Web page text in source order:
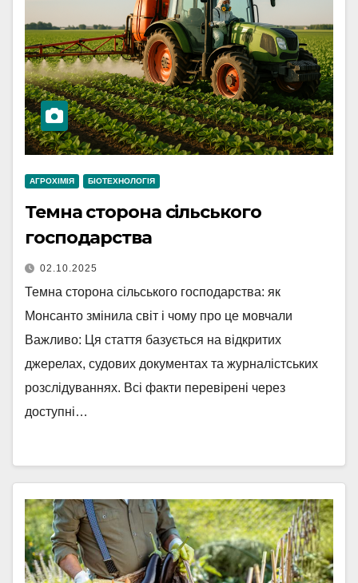
АГРОХІМІЯ БІОТЕХНОЛОГІЯ
Темна сторона сільського
господарства
02.10.2025
Темна сторона сільського господарства: як
Монсанто змінила світ і чому про це мовчали
Важливо: Ця стаття базується на відкритих
джерелах, судових документах та журналістських
розслідуваннях. Всі факти перевірені через
доступні…